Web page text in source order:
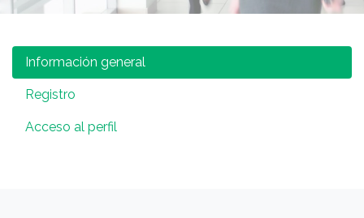
Información general
Registro
Acceso al perfil